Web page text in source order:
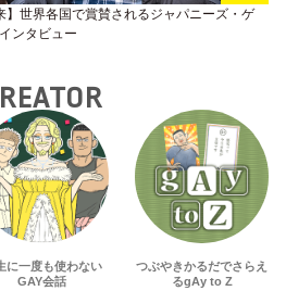
】世界各国で賞賛されるジャパニーズ・ゲ
ンタビュー
に一度も使わない
GAY会話
つぶやきかるだでさらえ
るgAy to Z